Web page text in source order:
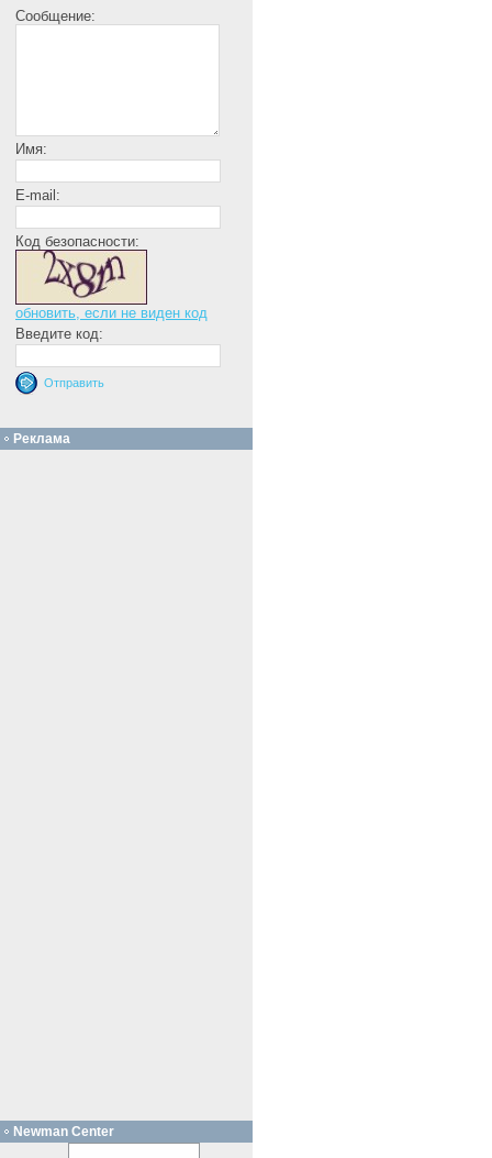
Сообщение:
Имя:
E-mail:
Код безопасности:
обновить, если не виден код
Введите код:
Реклама
Newman Center